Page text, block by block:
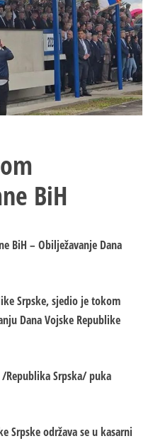
BiH
BiH – Obilježavanje Dana
Srpske, sjedio je tokom
Dana Vojske Republike
Republika Srpska/ puka
Srpske održava se u kasarni